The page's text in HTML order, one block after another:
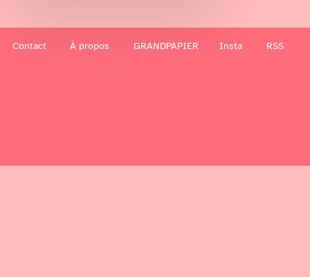
Contact À propos GRANDPAPIER Insta RSS